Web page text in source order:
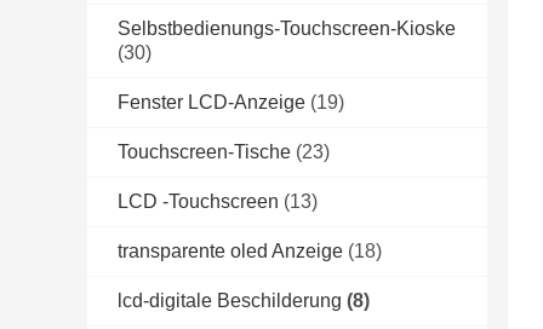
Selbstbedienungs-Touchscreen-Kioske
(30)
Fenster LCD-Anzeige (19)
Touchscreen-Tische (23)
LCD -Touchscreen (13)
transparente oled Anzeige (18)
lcd-digitale Beschilderung (8)